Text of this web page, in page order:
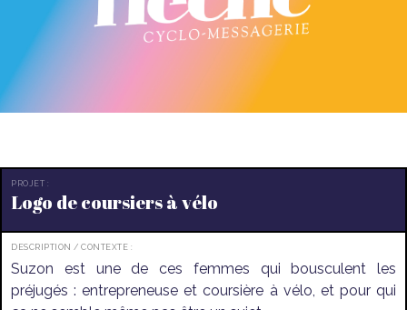
PROJET :
Logo de coursiers à vélo
DESCRIPTION / CONTEXTE :
Suzon est une de ces femmes qui bousculent les
préjugés : entrepreneuse et coursière à vélo, et pour qui